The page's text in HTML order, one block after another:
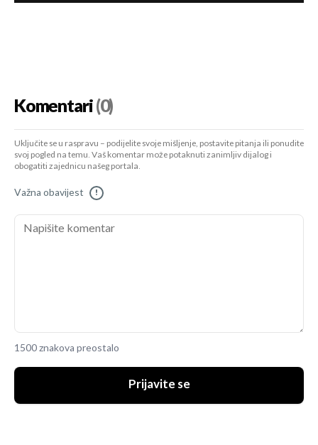
Komentari(0)
Uključite se u raspravu – podijelite svoje mišljenje, postavite pitanja ili ponudite
svoj pogled na temu. Vaš komentar može potaknuti zanimljiv dijalog i
obogatiti zajednicu našeg portala.
Važna obavijest !
1500 znakova preostalo
Prijavite se